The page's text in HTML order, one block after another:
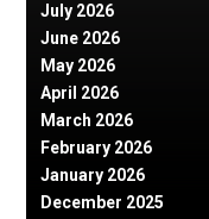
July 2026
June 2026
May 2026
April 2026
March 2026
February 2026
January 2026
December 2025